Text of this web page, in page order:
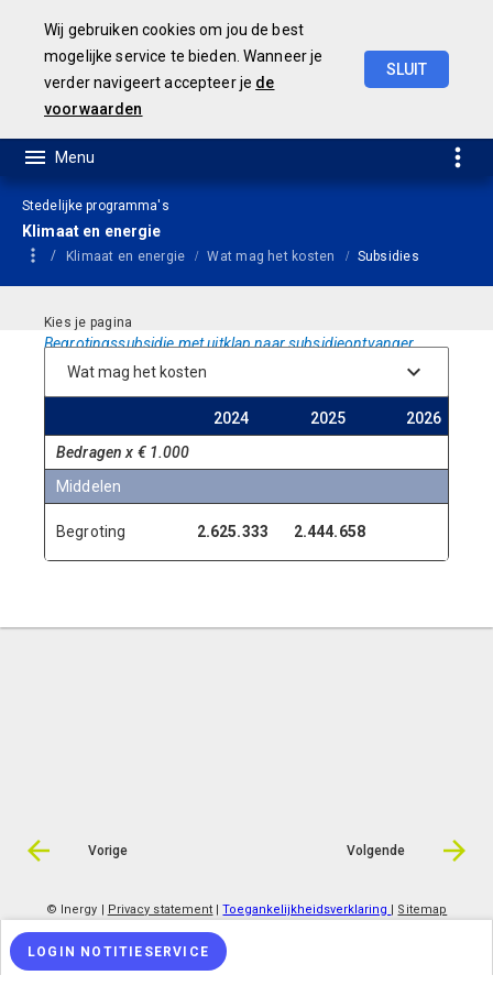
Wij gebruiken cookies om jou de best
mogelijke service te bieden. Wanneer je
verder navigeert accepteer je de
voorwaarden
SLUIT
Stedelijke programma's
Klimaat en energie
Klimaat en energie Wat mag het kosten Subsidies
Begrotingssubsidie met uitklap naar subsidieontvanger.
2024
2025
2026
Bedragen x € 1.000
Middelen
Begroting 2.625.333 2.444.658
Vorige Volgende
© Inergy | Privacy statement |Toegankelijkheidsverklaring | Sitemap
LOGIN NOTITIESERVICE